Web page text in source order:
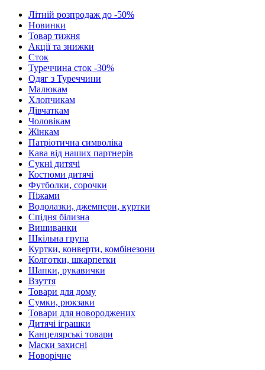
Літній розпродаж до -50%
Новинки
Товар тижня
Акції та знижки
Сток
Туреччина сток -30%
Одяг з Туреччини
Малюкам
Хлопчикам
Дівчаткам
Чоловікам
Жінкам
Патріотична символіка
Кава від наших партнерів
Сукні дитячі
Костюми дитячі
Футболки, сорочки
Піжами
Водолазки, джемпери, куртки
Спідня білизна
Вишиванки
Шкільна група
Куртки, конверти, комбінезони
Колготки, шкарпетки
Шапки, рукавички
Взуття
Товари для дому
Сумки, рюкзаки
Товари для новороджених
Дитячі іграшки
Канцелярські товари
Маски захисні
Новорічне